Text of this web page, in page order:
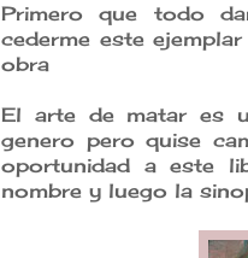
Primero que todo
cederme este
obra
El arte de matar es
genero pero quise
oportunidad a este
nombre y luego la